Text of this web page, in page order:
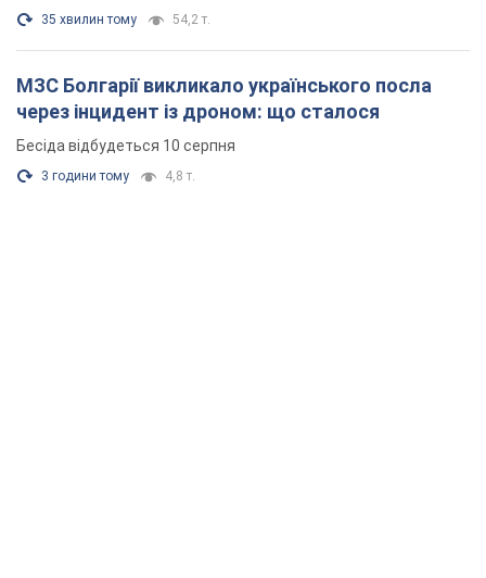
35 хвилин тому 54,2 т.
МЗС Болгарії викликало українського посла
через інцидент із дроном: що сталося
Бесіда відбудеться 10 серпня
3 години тому 4,8 т.